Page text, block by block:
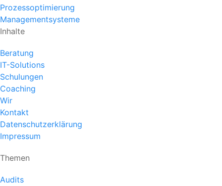
Prozessoptimierung
Managementsysteme
Inhalte
Beratung
IT-Solutions
Schulungen
Coaching
Wir
Kontakt
Datenschutzerklärung
Impressum
Themen
Audits